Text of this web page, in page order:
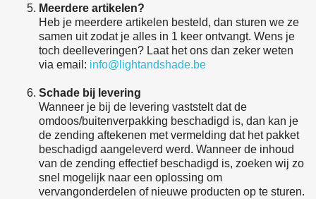
Meerdere artikelen?
Heb je meerdere artikelen besteld, dan sturen we ze
samen uit zodat je alles in 1 keer ontvangt. Wens je
toch deelleveringen? Laat het ons dan zeker weten
via email: info@lightandshade.be
Schade bij levering
Wanneer je bij de levering vaststelt dat de
omdoos/buitenverpakking beschadigd is, dan kan je
de zending aftekenen met vermelding dat het pakket
beschadigd aangeleverd werd. Wanneer de inhoud
van de zending effectief beschadigd is, zoeken wij zo
snel mogelijk naar een oplossing om
vervangonderdelen of nieuwe producten op te sturen.